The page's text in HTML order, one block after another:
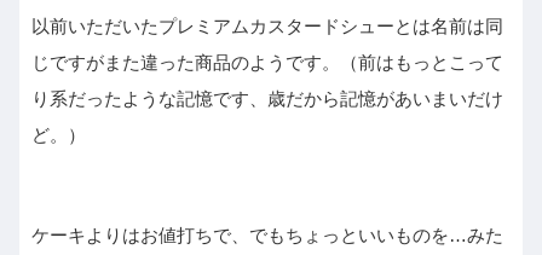
以前いただいたプレミアムカスタードシューとは名前は同
じですがまた違った商品のようです。（前はもっとこって
り系だったような記憶です、歳だから記憶があいまいだけ
ど。）
ケーキよりはお値打ちで、でもちょっといいものを…みた